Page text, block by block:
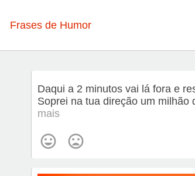
Frases de Humor
Daqui a 2 minutos vai lá fora e
Soprei na tua direção um milhão
mais